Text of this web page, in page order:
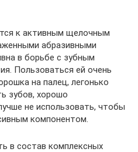
к активным щелочным
абразивными
в борьбе с зубным
Пользоваться ей очень
на палец, легонько
зубов, хорошо
не использовать, чтобы
компонентом.
в состав комплексных